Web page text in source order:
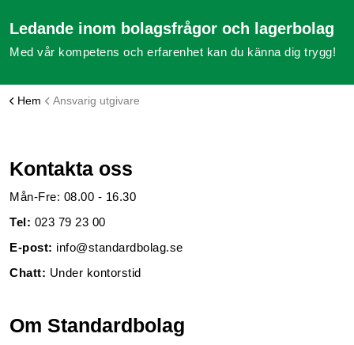
Ledande inom bolagsfrågor och lagerbolag
Med vår kompetens och erfarenhet kan du känna dig trygg!
Hem Ansvarig utgivare
Kontakta oss
Mån-Fre: 08.00 - 16.30
Tel: 023 79 23 00
E-post: info@standardbolag.se
Chatt: Under kontorstid
Om Standardbolag